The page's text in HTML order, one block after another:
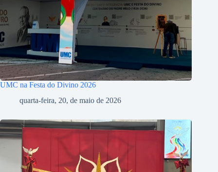
UMC na Festa do Divino 2026
quarta-feira, 20, de maio de 2026